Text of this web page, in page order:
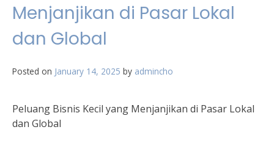
Menjanjikan di Pasar Lokal
dan Global
Posted on January 14, 2025 by admincho
Peluang Bisnis Kecil yang Menjanjikan di Pasar Lokal
dan Global